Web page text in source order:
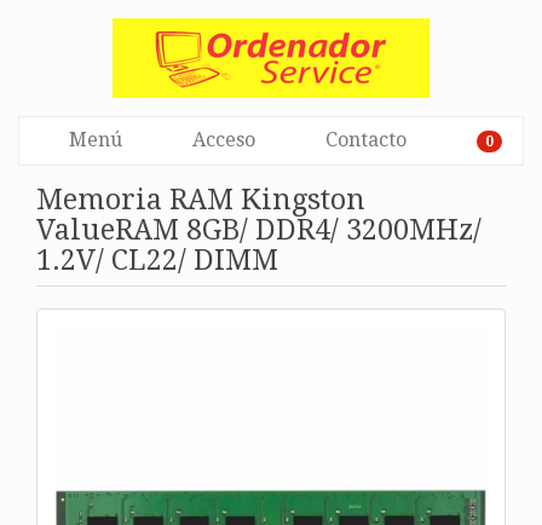
Menú Acceso Contacto 0
Memoria RAM Kingston
ValueRAM 8GB/ DDR4/ 3200MHz/
1.2V/ CL22/ DIMM